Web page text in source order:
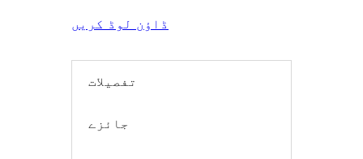
ڈاؤن لوڈ کریں
تفصیلات
جائزے